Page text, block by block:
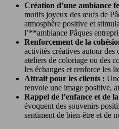
Création d’une ambiance
motifs joyeux des œufs de
atmosphère positive et
l’**ambiance Pâques
Renforcement de la
activités créatives autour
ateliers de coloriage ou des
les échanges et renforce les
Attrait pour les clients :
renvoie une image positive,
Rappel de l’enfance et de
évoquent des souvenirs
sentiment de bien-être et de